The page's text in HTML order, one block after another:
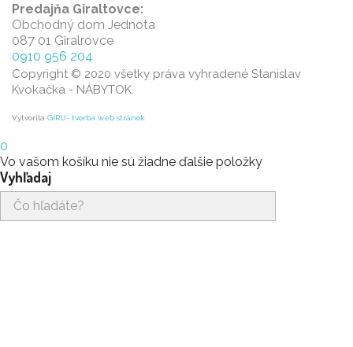
Predajňa Giraltovce:
Obchodný dom Jednota
087 01 Giralrovce
0910 956 204
Copyright © 2020 všetky práva vyhradené Stanislav
Kvokačka - NÁBYTOK.
Vytvorila GIRU- tvorba web stránok
0
Vo vašom košíku nie sú žiadne ďalšie položky
Vyhľadaj